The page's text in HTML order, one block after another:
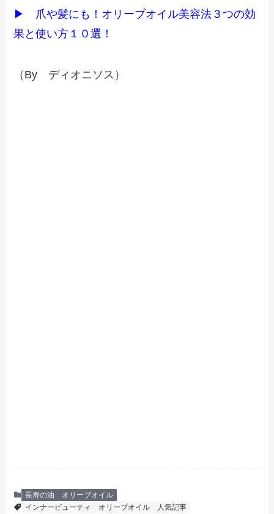
▶ 爪や髪にも！オリーブオイル美容法３つの効
果と使い方１０選！
（By ディオニソス）
長寿の油
オリーブオイル
インナービューティ
オリーブオイル 人気記事